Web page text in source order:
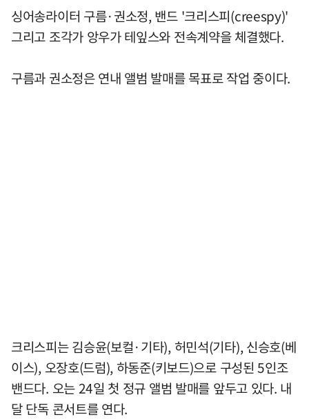
싱어송라이터 구름·권소정, 밴드 '크리스피(creespy)'
그리고 조각가 앙우가 테잎스와 전속계약을 체결했다.
구름과 권소정은 연내 앨범 발매를 목표로 작업 중이다.
크리스피는 김승윤(보컬·기타), 허민석(기타), 신승호(베
이스), 오장호(드럼), 하동준(키보드)으로 구성된 5인조
밴드다. 오는 24일 첫 정규 앨범 발매를 앞두고 있다. 내
달 단독 콘서트를 연다.